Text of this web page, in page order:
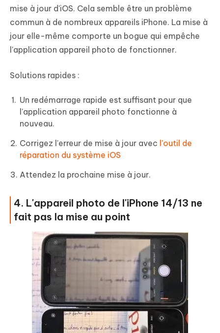
mise à jour d'iOS. Cela semble être un problème
commun à de nombreux appareils iPhone. La mise à
jour elle-même comporte un bogue qui empêche
l'application appareil photo de fonctionner.
Solutions rapides :
Un redémarrage rapide est suffisant pour que
l'application appareil photo fonctionne à
nouveau.
Corrigez l'erreur de mise à jour avec l'outil de
réparation du système iOS
Attendez la prochaine mise à jour.
4. L'appareil photo de l'iPhone 14/13 ne
fait pas la mise au point